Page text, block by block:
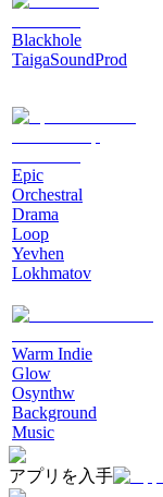
Blackhole
TaigaSoundProd
Epic
Orchestral
Drama
Loop
Yevhen
Lokhmatov
Warm Indie
Glow
Osynthw
Background
Music
アプリを入手